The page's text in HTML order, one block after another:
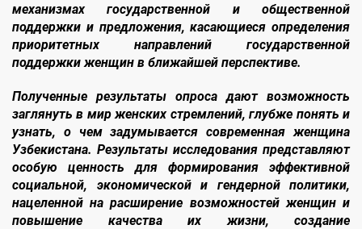
механизмах государственной и общественной
поддержки и предложения, касающиеся определения
приоритетных направлений государственной
поддержки женщин в ближайшей перспективе.
Полученные результаты опроса дают возможность
заглянуть в мир женских стремлений, глубже понять и
узнать, о чем задумывается современная женщина
Узбекистана. Результаты исследования представляют
особую ценность для формирования эффективной
социальной, экономической и гендерной политики,
нацеленной на расширение возможностей женщин и
повышение качества их жизни, создание